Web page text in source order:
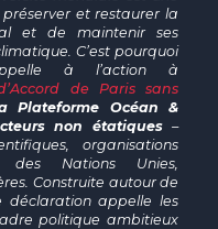
et restaurer la
et de maintenir ses
C’est pourquoi
à l’action à
de Paris sans
Plateforme Océan &
non étatiques–
organisations
des Nations Unies,
Construite autour de
déclaration appelle les
politique ambitieux